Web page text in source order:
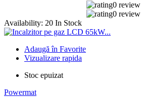
0 review
0 review
Availability: 20 In Stock
Adaugă în Favorite
Vizualizare rapida
Stoc epuizat
Powermat